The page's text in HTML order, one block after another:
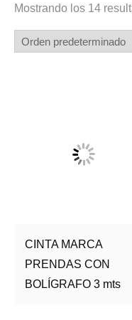
Mostrando los 14
CINTA MARCA
PRENDAS CON
BOLÍGRAFO 3 mts